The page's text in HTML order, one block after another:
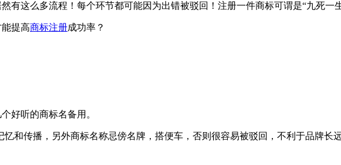
有这么多流程！每个环节都可能因为出错被驳回！注册一件商标可谓是“九死一生
提高商标注册成功率？
好听的商标名备用。
和传播，另外商标名称忌傍名牌，搭便车，否则很容易被驳回，不利于品牌长远